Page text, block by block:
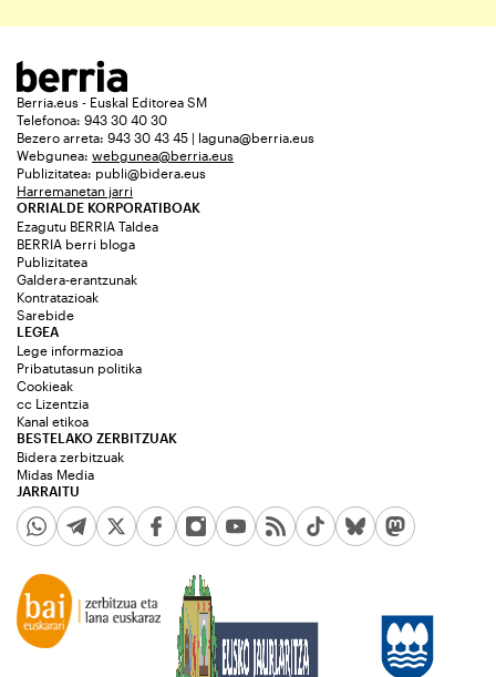
Berria.eus - Euskal Editorea SM
Telefonoa: 943 30 40 30
Bezero arreta: 943 30 43 45 | laguna@berria.eus
Webgunea: webgunea@berria.eus
Publizitatea: publi@bidera.eus
Harremanetan jarri
ORRIALDE KORPORATIBOAK
Ezagutu BERRIA Taldea
BERRIA berri bloga
Publizitatea
Galdera-erantzunak
Kontratazioak
Sarebide
JARRAITU
LEGEA
Lege informazioa
Pribatutasun politika
Cookieak
cc Lizentzia
Kanal etikoa
BESTELAKO ZERBITZUAK
Bidera zerbitzuak
Midas Media